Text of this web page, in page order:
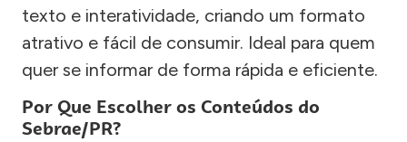
texto e interatividade, criando um formato
atrativo e fácil de consumir. Ideal para quem
quer se informar de forma rápida e eficiente.
Por Que Escolher os Conteúdos do
Sebrae/PR?